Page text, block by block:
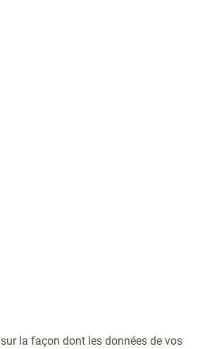
la façon dont les données de vos